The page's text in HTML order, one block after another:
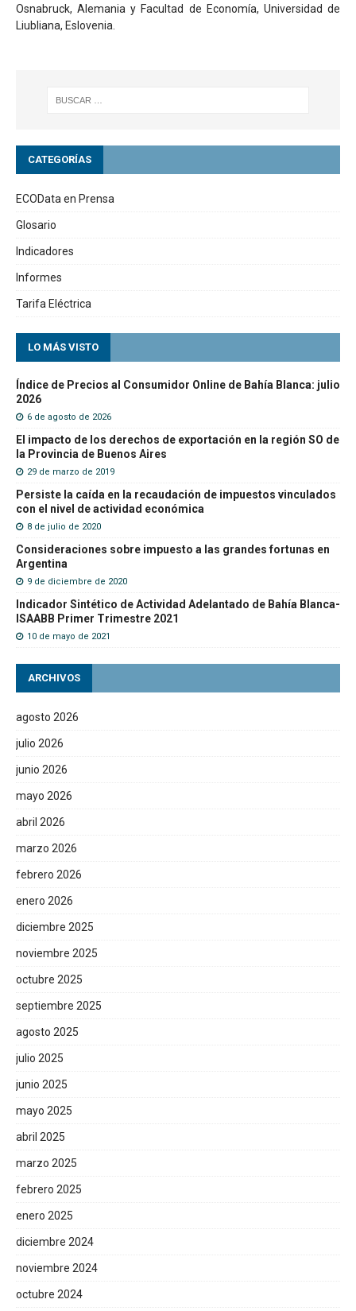
Osnabruck, Alemania y Facultad de Economía, Universidad de
Liubliana, Eslovenia.
CATEGORÍAS
ECOData en Prensa
Glosario
Indicadores
Informes
Tarifa Eléctrica
LO MÁS VISTO
Índice de Precios al Consumidor Online de Bahía Blanca: julio
2026
6 de agosto de 2026
El impacto de los derechos de exportación en la región SO de
la Provincia de Buenos Aires
29 de marzo de 2019
Persiste la caída en la recaudación de impuestos vinculados
con el nivel de actividad económica
8 de julio de 2020
Consideraciones sobre impuesto a las grandes fortunas en
Argentina
9 de diciembre de 2020
Indicador Sintético de Actividad Adelantado de Bahía Blanca-
ISAABB Primer Trimestre 2021
10 de mayo de 2021
ARCHIVOS
agosto 2026
julio 2026
junio 2026
mayo 2026
abril 2026
marzo 2026
febrero 2026
enero 2026
diciembre 2025
noviembre 2025
octubre 2025
septiembre 2025
agosto 2025
julio 2025
junio 2025
mayo 2025
abril 2025
marzo 2025
febrero 2025
enero 2025
diciembre 2024
noviembre 2024
octubre 2024